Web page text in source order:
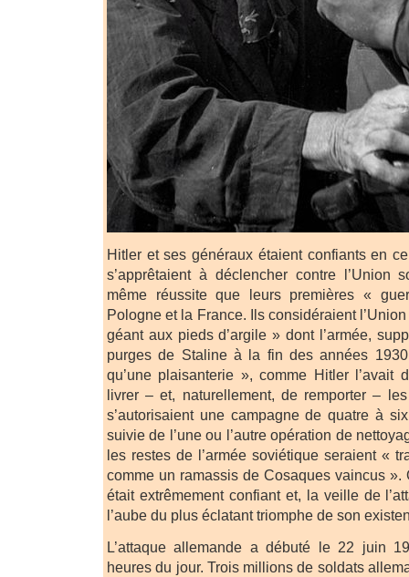
Hitler et ses généraux étaient confiants en
s’apprêtaient à déclencher contre l’Union
même réussite que leurs premières «
Pologne et la France. Ils considéraient
géant aux pieds d’argile » dont l’armée,
purges de Staline à la fin des années
qu’une plaisanterie », comme Hitler l’avait
livrer – et, naturellement, de remporter –
s’autorisaient une campagne de quatre à
suivie de l’une ou l’autre opération de
les restes de l’armée soviétique seraient «
comme un ramassis de Cosaques vaincus ».
était extrêmement confiant et, la veille de
l’aube du plus éclatant triomphe de son
L’attaque allemande a débuté le 22 juin
heures du jour. Trois millions de soldats